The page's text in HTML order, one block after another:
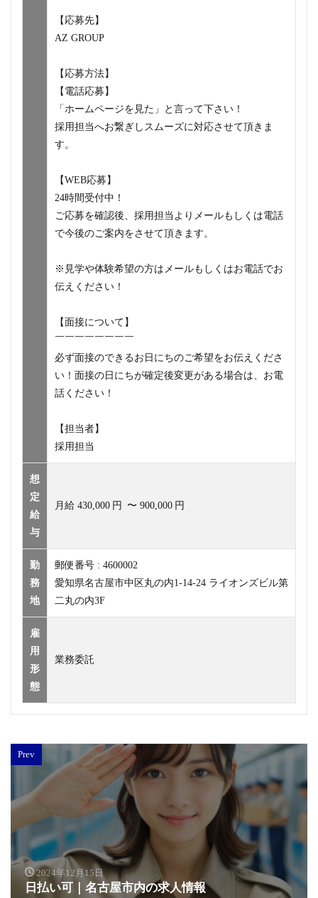
【応募先】
AZ GROUP
【応募方法】
【電話応募】
「ホームページを見た」と言って下さい！
採用担当へお繋ぎしスムーズに対応させて頂きま
す。
【WEB応募】
24時間受付中！
ご応募を確認後、採用担当よりメールもしくは電話
で今後のご案内をさせて頂きます。
※見学や体験希望の方はメールもしくはお電話でお
伝えください！
【面接について】
￣￣￣￣￣￣￣￣
必ず面接のできるお日にちのご希望をお伝えくださ
い！面接の日にちが確定後変更がある場合は、お電
話ください！
【担当者】
採用担当
想
定
給
与
月給 430,000 円 〜 900,000 円
勤
務
地
郵便番号 : 4600002
愛知県名古屋市中区丸の内1-14-24 ライオンズビル第
二丸の内3F
雇
用
形
態
業務委託
Prev
2024年12月15日
日払い可｜名古屋市内の求人情報